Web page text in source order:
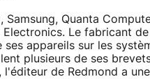
Samsung, Quanta
Le fabricant
ses appareils sur les
plusieurs de ses
l'éditeur de Redmond a